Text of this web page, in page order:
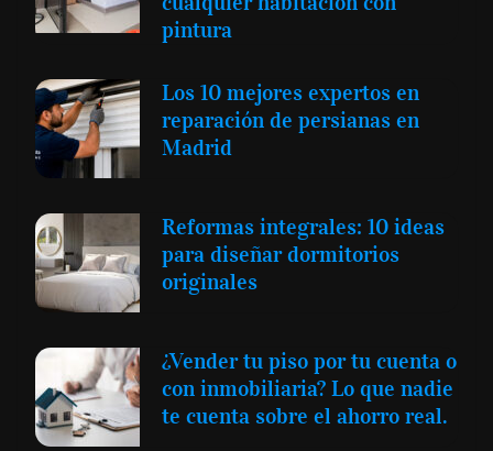
pintura
Los 10 mejores expertos en
reparación de persianas en
Madrid
Reformas integrales: 10 ideas
para diseñar dormitorios
originales
¿Vender tu piso por tu cuenta o
con inmobiliaria? Lo que nadie
te cuenta sobre el ahorro real.